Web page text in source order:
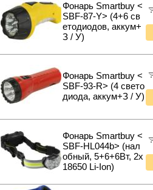
Фонарь Smartbuy <
SBF-87-Y> (4+6 св
етодиодов, аккум+
З / У)
Фонарь Smartbuy <
SBF-93-R> (4 свето
диода, аккум+З / У)
Фонарь Smartbuy <
SBF-HL044b> (нал
обный, 5+6+6Вт, 2x
18650 Li-Ion)